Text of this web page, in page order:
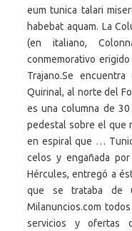
eum tunica talari
habebat aquam. La
(en italiano,
conmemorativo
Trajano.Se
Quirinal, al norte del
es una columna de
pedestal sobre el que
en espiral que …
celos y engañada
Hércules, entregó a
que se trataba de
Milanuncios.com
servicios y ofertas